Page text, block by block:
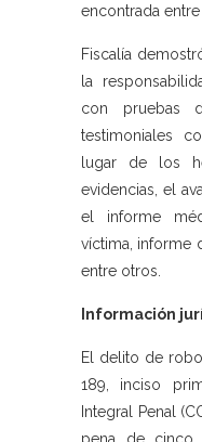
encontrada
Fiscalía
la
con pruebas
testimoniales
lugar de los
evidencias, el
el informe
víctima, informe
entre otros.
Información
El delito de
189, inciso
Integral Penal